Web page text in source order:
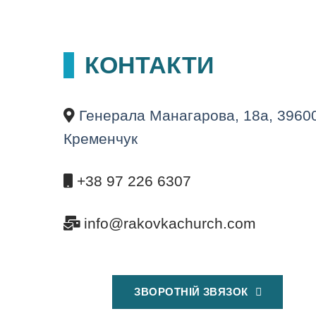
КОНТАКТИ
Генерала Манагарова, 18а,
Кременчук
+38 97 226 6307
info@rakovkachurch.com
ЗВОРОТНІЙ ЗВЯЗОК